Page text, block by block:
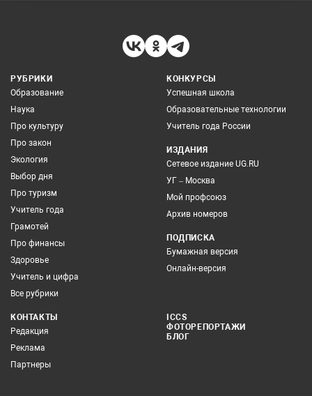
РУБРИКИ
Образование
Наука
Про культуру
Про закон
Экология
Выбор дня
Про туризм
Учитель года
Грамотей
Про финансы
Здоровье
Учитель и цифра
Все рубрики
КОНКУРСЫ
Успешная школа
Образовательные технологии
Учитель года России
ИЗДАНИЯ
Сетевое издание UG.RU
УГ – Москва
Мой профсоюз
Архив номеров
ПОДПИСКА
Бумажная версия
Онлайн-версия
КОНТАКТЫ
Редакция
Реклама
Партнеры
ICCS
ФОТОРЕПОРТАЖИ
БЛОГ